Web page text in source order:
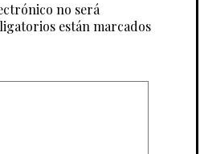
no será
están marcados